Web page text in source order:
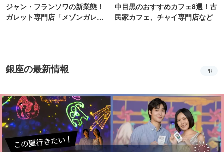
ジャン・フランソワの新業態！
ガレット専門店「メゾンガレッ
中目黒のおすすめカフェ8選！古
民家カフェ、チャイ専門店など
銀座の最新情報 PR